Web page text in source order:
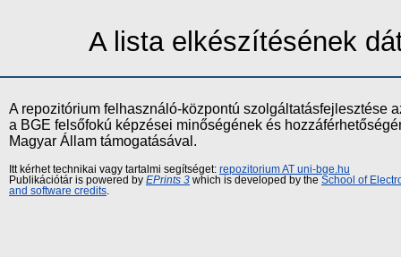
A lista elkészítésének
A repozitórium felhasználó-központú szolgáltatásfejlesztése
a BGE felsőfokú képzései minőségének és
Magyar Állam támogatásával.
Itt kérhet technikai vagy tartalmi segítséget: repozitorium AT uni-bge.hu
Publikációtár is powered by EPrints 3 which is developed by the School of
and software credits